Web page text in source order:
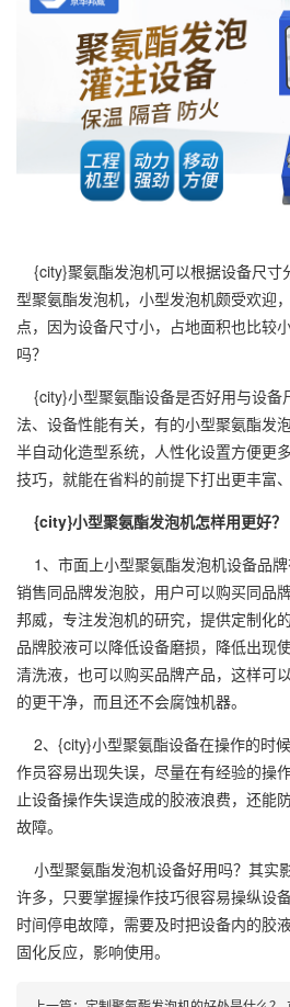
{city}聚氨酯发泡机可以根据设备尺寸
型聚氨酯发泡机，小型发泡机颇受欢迎
点，因为设备尺寸小，占地面积也比较
吗？
{city}小型聚氨酯设备是否好用与设备
法、设备性能有关，有的小型聚氨酯发
半自动化造型系统，人性化设置方便更
技巧，就能在省料的前提下打出更丰富
{city}小型聚氨酯发泡机怎样用更好？
1、市面上小型聚氨酯发泡机设备品
销售同品牌发泡胶，用户可以购买同品
邦威，专注发泡机的研究，提供定制化
品牌胶液可以降低设备磨损，降低出现
清洗液，也可以购买品牌产品，这样可
的更干净，而且还不会腐蚀机器。
2、{city}小型聚氨酯设备在操作的时
作员容易出现失误，尽量在有经验的操
止设备操作失误造成的胶液浪费，还能
故障。
小型聚氨酯发泡机设备好用吗？其实
许多，只要掌握操作技巧很容易操纵设
时间停电故障，需要及时把设备内的胶
固化反应，影响使用。